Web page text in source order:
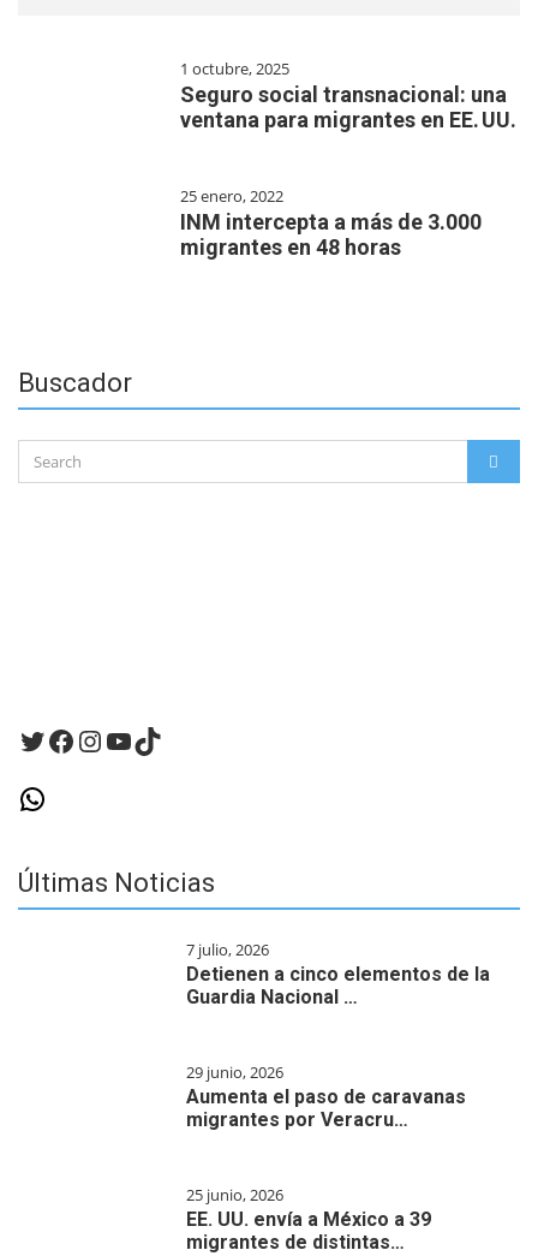
1 octubre, 2025
Seguro social transnacional: una
ventana para migrantes en EE. UU.
25 enero, 2022
INM intercepta a más de 3.000
migrantes en 48 horas
Buscador
Search
for:
Twitter
Facebook
Instagram
YouTube
TikTok
WhatsApp
Últimas Noticias
7 julio, 2026
Detienen a cinco elementos de la
Guardia Nacional …
29 junio, 2026
Aumenta el paso de caravanas
migrantes por Veracru…
25 junio, 2026
EE. UU. envía a México a 39
migrantes de distintas…